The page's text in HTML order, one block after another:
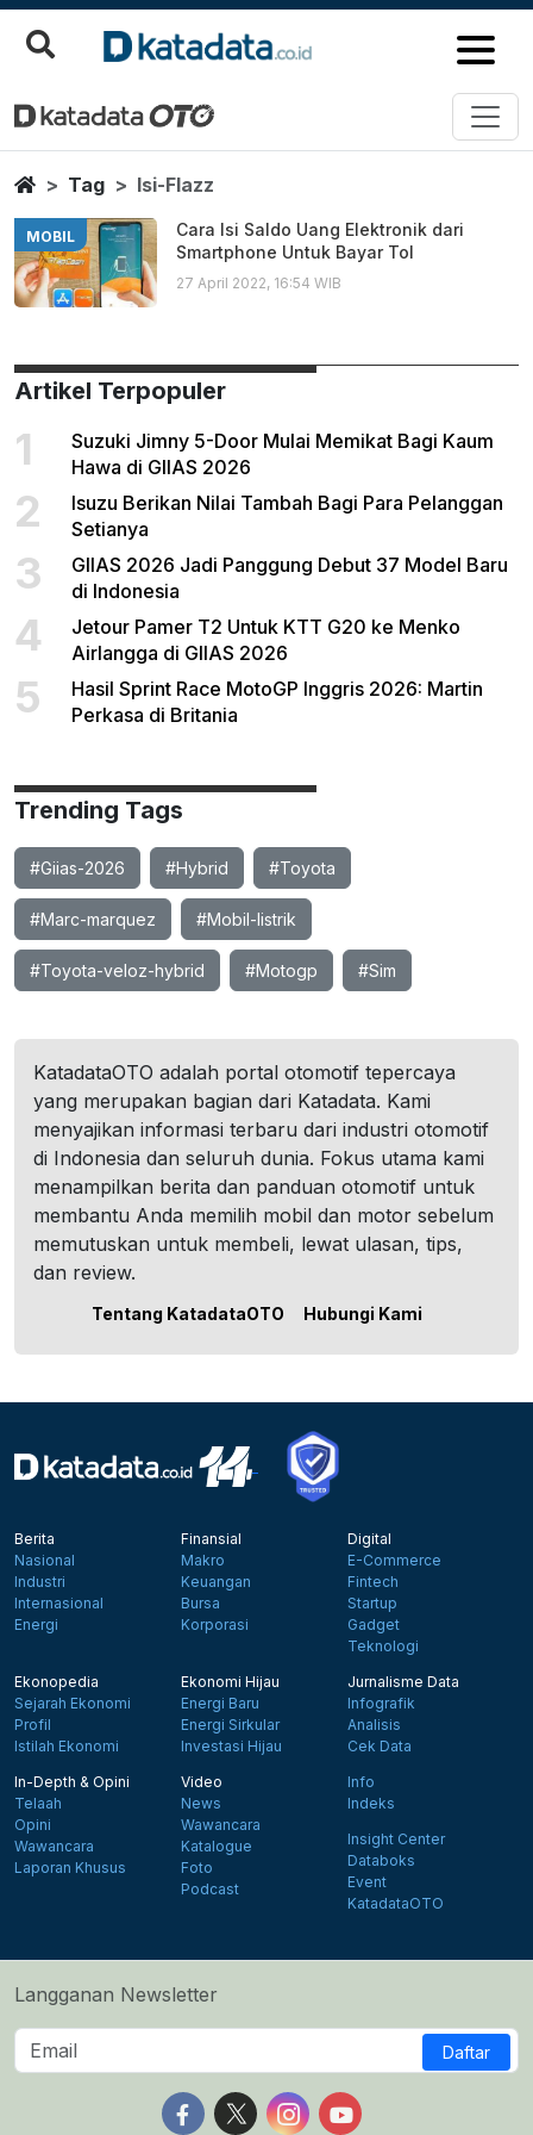
Isi Flazz
Berita Terbaru
HomeTag Isi-Flazz
MOBIL
Cara Isi Saldo Uang Elektronik dari
Smartphone Untuk Bayar Tol
27 April 2022, 16:54 WIB
Artikel Terpopuler
1
Suzuki Jimny 5-Door Mulai Memikat Bagi Kaum
Hawa di GIIAS 2026
2
Isuzu Berikan Nilai Tambah Bagi Para Pelanggan
Setianya
3
GIIAS 2026 Jadi Panggung Debut 37 Model Baru
di Indonesia
4
Jetour Pamer T2 Untuk KTT G20 ke Menko
Airlangga di GIIAS 2026
5
Hasil Sprint Race MotoGP Inggris 2026: Martin
Perkasa di Britania
Trending Tags
#Giias-2026 #Hybrid #Toyota
#Marc-marquez #Mobil-listrik
#Toyota-veloz-hybrid #Motogp #Sim
KatadataOTO adalah portal otomotif tepercaya
yang merupakan bagian dari Katadata. Kami
menyajikan informasi terbaru dari industri otomotif
di Indonesia dan seluruh dunia. Fokus utama kami
menampilkan berita dan panduan otomotif untuk
membantu Anda memilih mobil dan motor sebelum
memutuskan untuk membeli, lewat ulasan, tips,
dan review.
Tentang KatadataOTO Hubungi Kami
Berita
Nasional
Industri
Internasional
Energi
Finansial
Makro
Keuangan
Bursa
Korporasi
Digital
E-Commerce
Fintech
Startup
Gadget
Teknologi
Ekonopedia
Sejarah Ekonomi
Profil
Istilah Ekonomi
Ekonomi Hijau
Energi Baru
Energi Sirkular
Investasi Hijau
Jurnalisme Data
Infografik
Analisis
Cek Data
In-Depth & Opini
Telaah
Opini
Wawancara
Laporan Khusus
Video
News
Wawancara
Katalogue
Foto
Podcast
Info
Indeks
Insight Center
Databoks
Event
KatadataOTO
Langganan Newsletter
Daftar
Follow us on Facebook
Follow us on X
Follow us on Instagram
Follow us on